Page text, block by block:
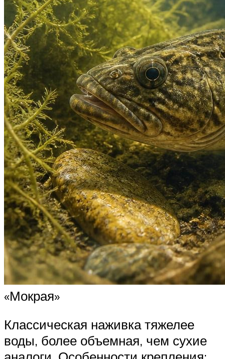
«Мокрая»
Классическая наживка тяжелее
воды, более объемная, чем сухие